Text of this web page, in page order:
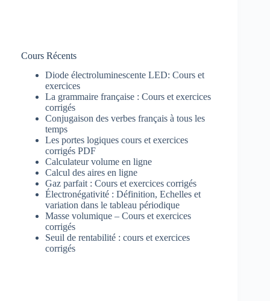
Cours Récents
Diode électroluminescente LED: Cours et
exercices
La grammaire française : Cours et exercices
corrigés
Conjugaison des verbes français à tous les
temps
Les portes logiques cours et exercices
corrigés PDF
Calculateur volume en ligne
Calcul des aires en ligne
Gaz parfait : Cours et exercices corrigés
Électronégativité : Définition, Echelles et
variation dans le tableau périodique
Masse volumique – Cours et exercices
corrigés
Seuil de rentabilité : cours et exercices
corrigés